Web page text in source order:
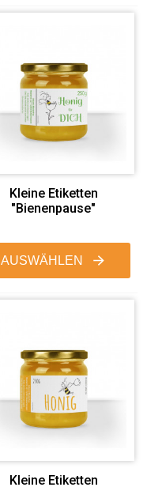
Kleine Etiketten
"Bienenpause"
AUSWÄHLEN
Kleine Etiketten